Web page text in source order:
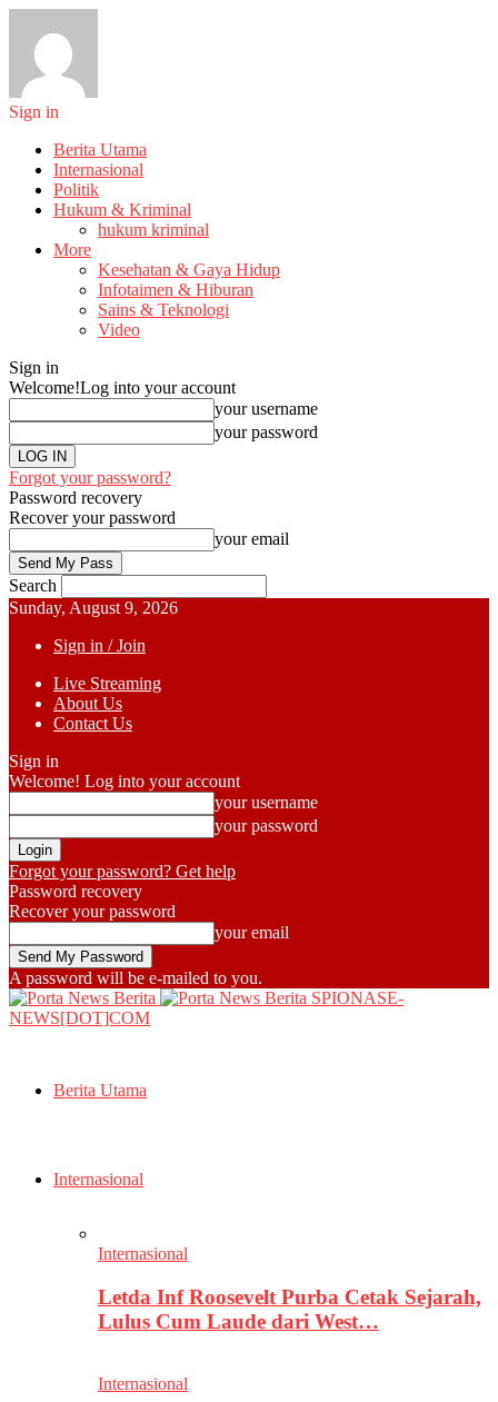
Sign in
Berita Utama
Internasional
Politik
Hukum & Kriminal
hukum kriminal
More
Kesehatan & Gaya Hidup
Infotaimen & Hiburan
Sains & Teknologi
Video
Sign in
Welcome!Log into your account
your username
your password
Forgot your password?
Password recovery
Recover your password
your email
Search
Sunday, August 9, 2026
Sign in / Join
Live Streaming
About Us
Contact Us
Sign in
Welcome! Log into your account
your username
your password
Forgot your password? Get help
Password recovery
Recover your password
your email
A password will be e-mailed to you.
SPIONASE-
NEWS[DOT]COM
Berita Utama
Internasional
Internasional
Letda Inf Roosevelt Purba Cetak Sejarah,
Lulus Cum Laude dari West…
Internasional